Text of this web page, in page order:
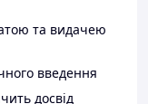
та видачею
введення
досвід